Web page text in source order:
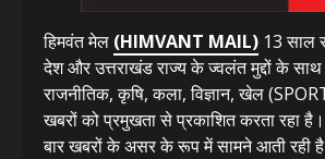
हिमवंत मेल (HIMVANT MAIL) 13 साल
देश और उत्तराखंड राज्य के ज्वलंत मुद्दों के साथ
राजनीतिक, कृषि, कला, विज्ञान, खेल
खबरों को प्रमुखता से प्रकाशित करता रहा
बार खबरों के असर के रूप में सामने आती रही